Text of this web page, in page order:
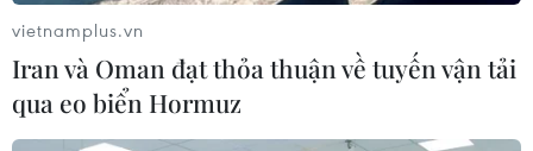
giành chiến thắng?
Mãn nhãn đêm khai mạc Liên hoan
vietnamplus.vn
Iran và Oman đạt thỏa thuận về tuyến vận tải
qua eo biển Hormuz